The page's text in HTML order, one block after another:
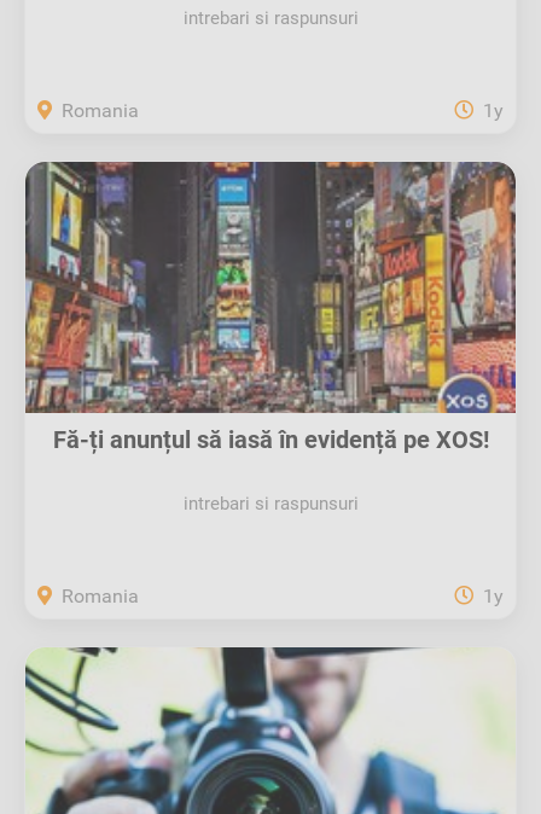
intrebari si raspunsuri
Romania 1y
Fă-ți anunțul să iasă în evidență pe XOS!
intrebari si raspunsuri
Romania 1y